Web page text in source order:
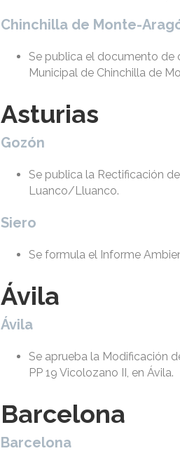
Chinchilla de Monte-
Se publica el documento de
Municipal de Chinchilla de
Asturias
Gozón
Se publica la Rectificación
Luanco/Lluanco.
Siero
Se formula el Informe
Ávila
Ávila
Se aprueba la Modificación
PP 19 Vicolozano II, en Ávila.
Barcelona
Barcelona